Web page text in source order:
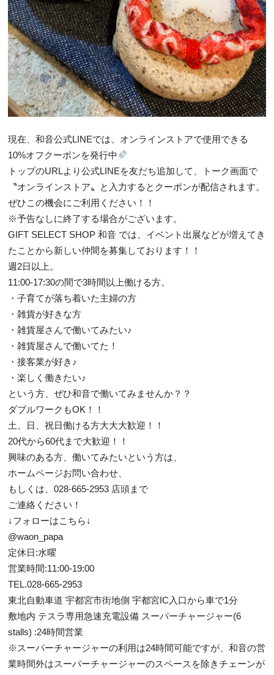
現在、和音公式LINEでは、オンラインストアで使用できる
10%オフクーポンを発行中
トップのURLより公式LINEを友だち追加して、トーク画面で
〝オンラインストア〟と入力するとクーポンが配信されます。
ぜひこの機会にご利用ください！！
※予告なしに終了する場合がございます。
GIFT SELECT SHOP 和音 では、イベント出展などが増えてき
たことから新しい仲間を募集しております！！
週2日以上。
11:00-17:30の間で3時間以上働ける方。
・子育てが落ち着いた主婦の方
・雑貨が好きな方
・雑貨屋さんで働いてみたい♪
・雑貨屋さんで働いてた！
・接客業が好き♪
・楽しく働きたい♪
という方、ぜひ和音で働いてみませんか？？
ダブルワークもOK！！
土、日、祝日働ける方大大大歓迎！！
20代から60代まで大歓迎！！
興味のある方、働いてみたいという方は、
ホームページお問い合わせ、
もしくは、028-665-2953 店頭まで
ご連絡ください！
↓フォローはこちら↓
@waon_papa
定休日:水曜
営業時間:11:00-19:00
TEL.028-665-2953
東北自動車道 宇都宮市街地側 宇都宮IC入口から車で1分
敷地内 テスラ専用急速充電設備 スーパーチャージャー(6
stalls) :24時間営業
※スーパーチャージャーの利用は24時間可能ですが、和音の営
業時間外はスーパーチャージャーのスペースを除きチェーンが